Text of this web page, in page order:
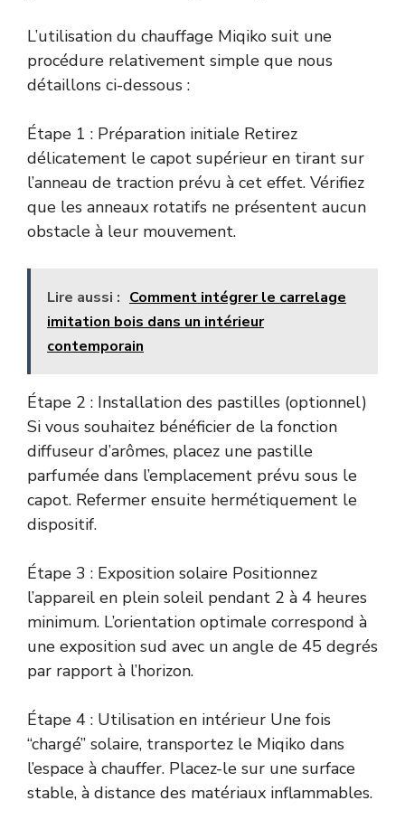
L’utilisation du chauffage Miqiko suit une
procédure relativement simple que nous
détaillons ci-dessous :
Étape 1 : Préparation initiale Retirez
délicatement le capot supérieur en tirant sur
l’anneau de traction prévu à cet effet. Vérifiez
que les anneaux rotatifs ne présentent aucun
obstacle à leur mouvement.
Lire aussi : Comment intégrer le carrelage
imitation bois dans un intérieur
contemporain
Étape 2 : Installation des pastilles (optionnel)
Si vous souhaitez bénéficier de la fonction
diffuseur d’arômes, placez une pastille
parfumée dans l’emplacement prévu sous le
capot. Refermer ensuite hermétiquement le
dispositif.
Étape 3 : Exposition solaire Positionnez
l’appareil en plein soleil pendant 2 à 4 heures
minimum. L’orientation optimale correspond à
une exposition sud avec un angle de 45 degrés
par rapport à l’horizon.
Étape 4 : Utilisation en intérieur Une fois
“chargé” solaire, transportez le Miqiko dans
l’espace à chauffer. Placez-le sur une surface
stable, à distance des matériaux inflammables.